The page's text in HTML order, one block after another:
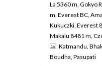
La 5360 m, Gokyo
m, Everest BC,
Kukuczki, Everest
Makalu 8481 m,
Katmandu,
Boudha, Pasupati